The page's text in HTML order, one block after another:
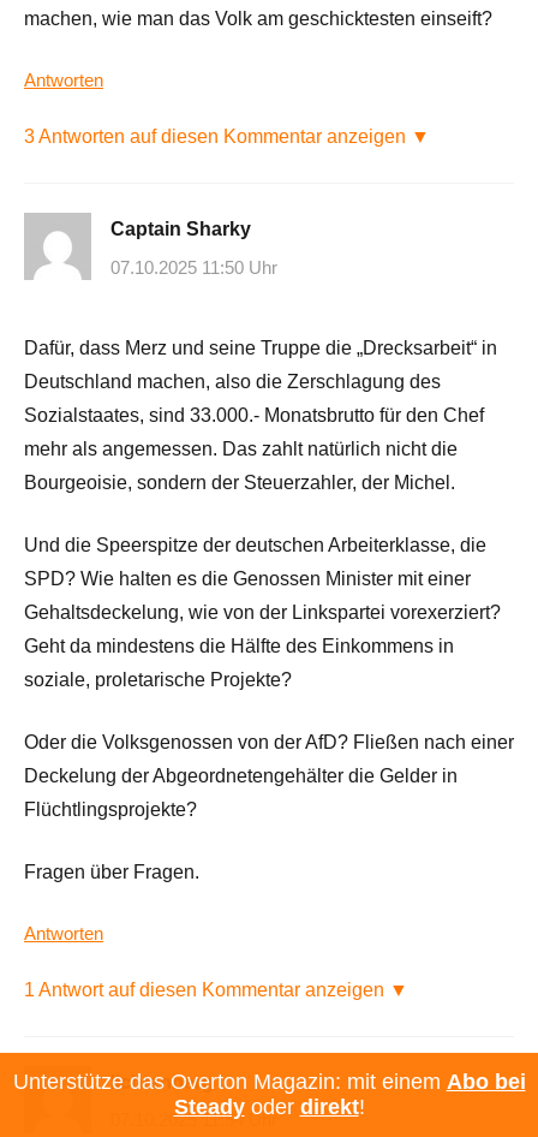
machen, wie man das Volk am geschicktesten einseift?
Antworten
3 Antworten auf diesen Kommentar anzeigen ▼
Captain Sharky
07.10.2025 11:50 Uhr
Dafür, dass Merz und seine Truppe die „Drecksarbeit“ in
Deutschland machen, also die Zerschlagung des
Sozialstaates, sind 33.000.- Monatsbrutto für den Chef
mehr als angemessen. Das zahlt natürlich nicht die
Bourgeoisie, sondern der Steuerzahler, der Michel.
Und die Speerspitze der deutschen Arbeiterklasse, die
SPD? Wie halten es die Genossen Minister mit einer
Gehaltsdeckelung, wie von der Linkspartei vorexerziert?
Geht da mindestens die Hälfte des Einkommens in
soziale, proletarische Projekte?
Oder die Volksgenossen von der AfD? Fließen nach einer
Deckelung der Abgeordnetengehälter die Gelder in
Flüchtlingsprojekte?
Fragen über Fragen.
Antworten
1 Antwort auf diesen Kommentar anzeigen ▼
lichtenberg
07.10.2025 11:54 Uhr
Unterstütze das Overton Magazin: mit einem Abo bei
Steadyoder direkt!